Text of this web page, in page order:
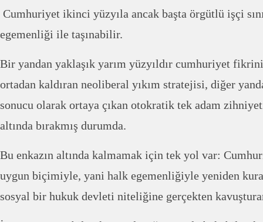
Cumhuriyet ikinci yüzyıla ancak başta örgütlü işçi
egemenliği ile taşınabilir.
Bir yandan yaklaşık yarım yüzyıldır cumhuriyet
ortadan kaldıran neoliberal yıkım stratejisi, diğer
sonucu olarak ortaya çıkan otokratik tek adam
altında bırakmış durumda.
Bu enkazın altında kalmamak için tek yol var:
uygun biçimiyle, yani halk egemenliğiyle yeniden
sosyal bir hukuk devleti niteliğine gerçekten